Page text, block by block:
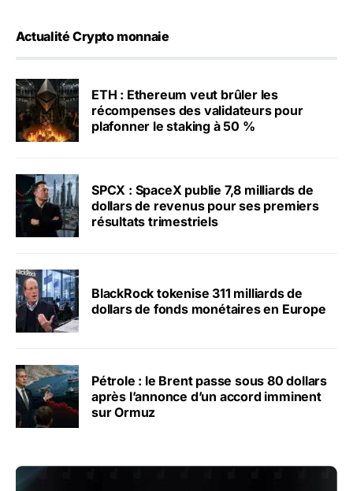
Actualité Crypto monnaie
ETH : Ethereum veut brûler les
récompenses des validateurs pour
plafonner le staking à 50 %
SPCX : SpaceX publie 7,8 milliards de
dollars de revenus pour ses premiers
résultats trimestriels
BlackRock tokenise 311 milliards de
dollars de fonds monétaires en Europe
Pétrole : le Brent passe sous 80 dollars
après l’annonce d’un accord imminent
sur Ormuz